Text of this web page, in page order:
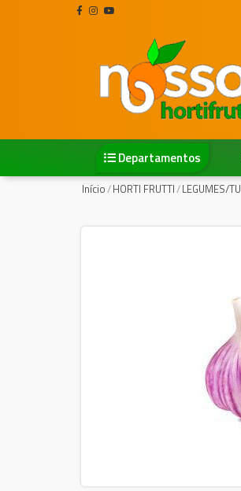
Departamentos
Início/HORTI FRUTTI/LEGUMES/